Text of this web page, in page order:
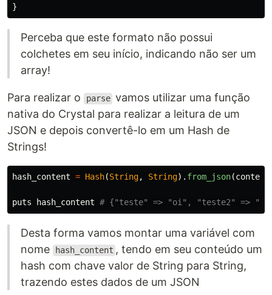
}
Perceba que este formato não possui
colchetes em seu início, indicando não ser um
array!
Para realizar o parse vamos utilizar uma função
nativa do Crystal para realizar a leitura de um
JSON e depois convertê-lo em um Hash de
Strings!
hash_content = Hash(String, String). from_json(content
puts hash_content # {"teste" => "oi", "teste2" =>
Desta forma vamos montar uma variável com
nome
hash_content , tendo em seu conteúdo um
hash com chave valor de String para String,
trazendo estes dados de um JSON